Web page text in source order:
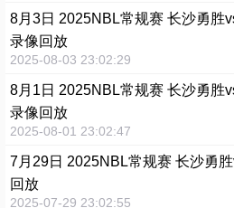
8月3日 2025NBL常规赛 长沙勇胜
录像回放
2025-08-03 23:02:29
8月1日 2025NBL常规赛 长沙勇胜
录像回放
2025-08-01 23:02:47
7月29日 2025NBL常规赛 长沙勇
回放
2025-07-29 23:02:55